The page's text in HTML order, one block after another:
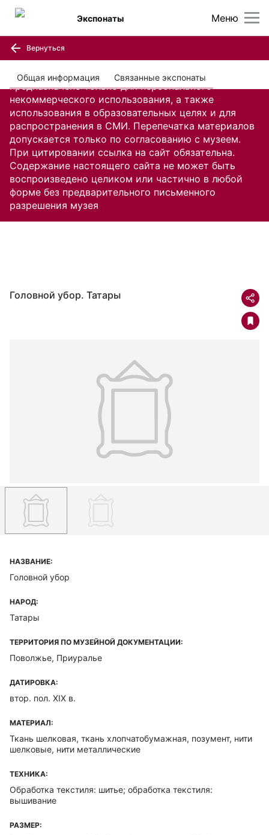
Содержание настоящего сайта, включая все
изображения и текстовую информацию,
предназначено только для персонального
некоммерческого использования, а также
использования в образовательных целях и для
распространения в СМИ. Перепечатка материалов
допускается только по согласованию с музеем.
При цитировании ссылка на сайт обязательна.
Содержание настоящего сайта не может быть
воспроизведено целиком или частично в любой
форме без предварительного письменного
разрешения музея
Меню
Экспонаты
Вернуться
Общая информация Связанные экспонаты
Головной убор. Татары
НАЗВАНИЕ:
Головной убор
НАРОД:
Татары
ТЕРРИТОРИЯ ПО МУЗЕЙНОЙ ДОКУМЕНТАЦИИ:
Поволжье, Приуралье
ДАТИРОВКА:
втор. пол. XIX в.
МАТЕРИАЛ:
Ткань шелковая, ткань хлопчатобумажная, позумент, нити
шелковые, нити металлические
ТЕХНИКА:
Обработка текстиля: шитье; обработка текстиля:
вышивание
РАЗМЕР: